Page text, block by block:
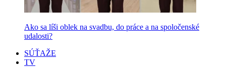
Ako sa líši oblek na svadbu, do práce a na spoločenské
udalosti?
SÚŤAŽE
TV